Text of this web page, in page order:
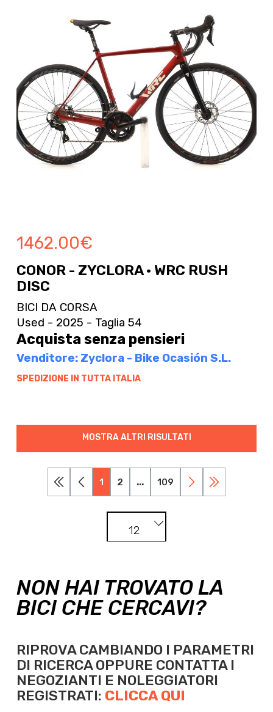
1462.00€
CONOR - ZYCLORA · WRC RUSH
DISC
BICI DA CORSA
Used - 2025 - Taglia 54
Acquista senza pensieri
Venditore: Zyclora - Bike Ocasión S.L.
SPEDIZIONE IN TUTTA ITALIA
MOSTRA ALTRI RISULTATI
1 2 ... 109
12
NON HAI TROVATO LA
BICI CHE CERCAVI?
RIPROVA CAMBIANDO I PARAMETRI
DI RICERCA OPPURE CONTATTA I
NEGOZIANTI E NOLEGGIATORI
REGISTRATI: CLICCA QUI